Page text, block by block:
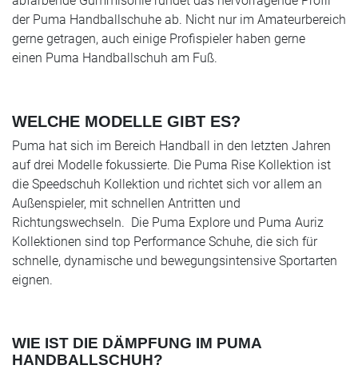
der Puma Handballschuhe ab. Nicht nur im Amateurbereich
gerne getragen, auch einige Profispieler haben gerne
einen Puma Handballschuh am Fuß.
WELCHE MODELLE GIBT ES?
Puma hat sich im Bereich Handball in den letzten Jahren
auf drei Modelle fokussierte. Die Puma Rise Kollektion ist
die Speedschuh Kollektion und richtet sich vor allem an
Außenspieler, mit schnellen Antritten und
Richtungswechseln. Die Puma Explore und Puma Auriz
Kollektionen sind top Performance Schuhe, die sich für
schnelle, dynamische und bewegungsintensive Sportarten
eignen.
WIE IST DIE DÄMPFUNG IM PUMA
HANDBALLSCHUH?